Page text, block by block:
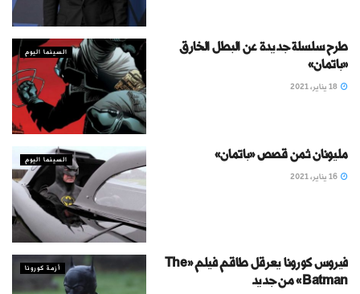
السينما اليوم
طرح سلسلة جديدة عن البطل الخارق
«باتمان»
السينما اليوم مليونان ثمن قصص «باتمان»
أزمة كورونا
فيروس كورونا يعرقل طاقم فيلم «The
Batman» من جديد